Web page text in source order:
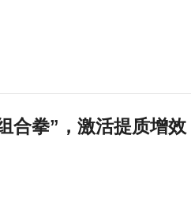
合拳”，激活提质增效